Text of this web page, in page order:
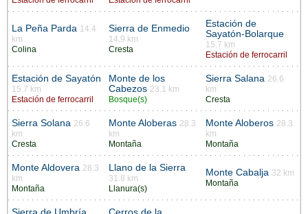
La Peña Parda 14.4
km
Colina
Sierra de Enmedio
14.9 km
Cresta
Estación de
Sayatón-Bolarque
15.7 km
Estación de ferrocarril
Estación de Sayatón
15.7 km
Estación de ferrocarril
Monte de los
Cabezos 23.1 km
Bosque(s)
Sierra Salana 26.6
km
Cresta
Sierra Solana 26.6
km
Cresta
Monte Aloberas 28.3
km
Montaña
Monte Aloberos 28.3
km
Montaña
Monte Aldovera 28.3
km
Montaña
Llano de la Sierra
31.8 km
Llanura(s)
Monte Cabalja 32 km
Montaña